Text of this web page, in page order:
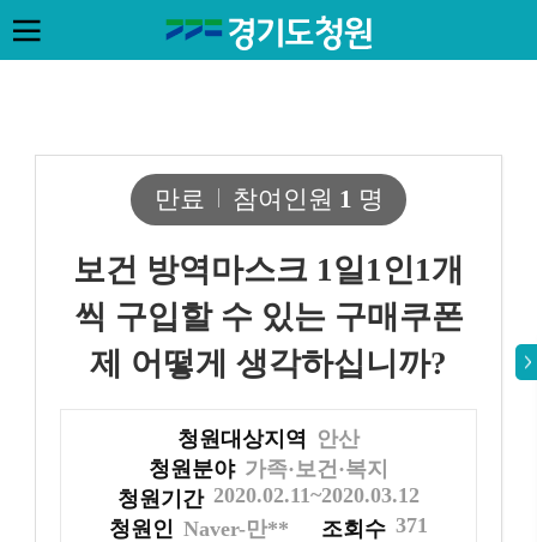
만료 참여인원 1 명
보건 방역마스크 1일1인1개
씩 구입할 수 있는 구매쿠폰
제 어떻게 생각하십니까?
청원대상지역 안산
청원분야 가족·보건·복지
청원기간 2020.02.11~2020.03.12
청원인 Naver-만** 조회수 371